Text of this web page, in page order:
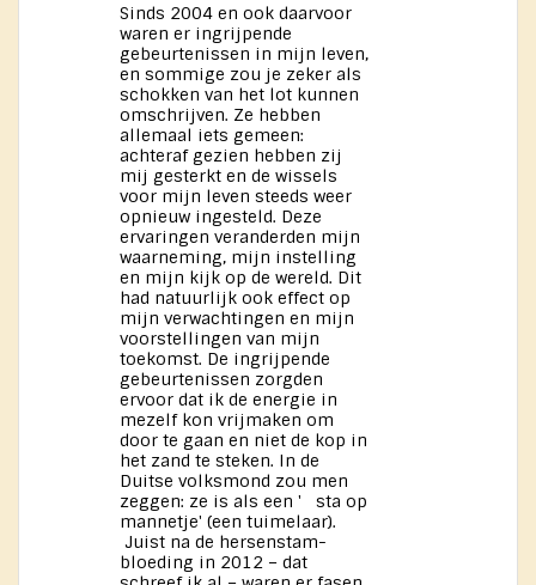
Sinds 2004 en ook daarvoor
waren er ingrijpende
gebeurtenissen in mijn leven,
en sommige zou je zeker als
schokken van het lot kunnen
omschrijven. Ze hebben
allemaal iets gemeen:
achteraf gezien hebben zij
mij gesterkt en de wissels
voor mijn leven steeds weer
opnieuw ingesteld. Deze
ervaringen veranderden mijn
waarneming, mijn instelling
en mijn kijk op de wereld. Dit
had natuurlijk ook effect op
mijn verwachtingen en mijn
voorstellingen van mijn
toekomst. De ingrijpende
gebeurtenissen zorgden
ervoor dat ik de energie in
mezelf kon vrijmaken om
door te gaan en niet de kop in
het zand te steken. In de
Duitse volksmond zou men
zeggen: ze is als een ' sta op
mannetje' (een tuimelaar).
Juist na de hersenstam-
bloeding in 2012 – dat